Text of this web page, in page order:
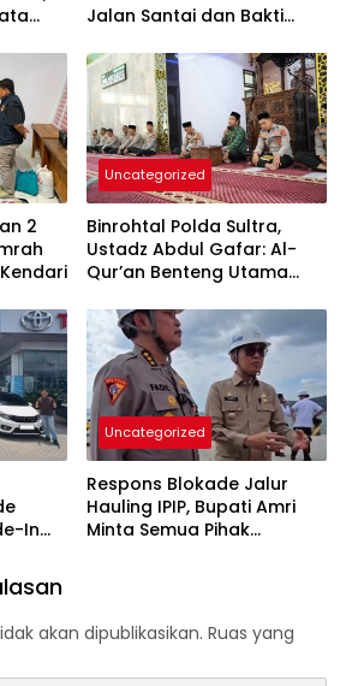
Jalan Santai dan Bakti
2
Uncategorized
Binrohtal Polda Sultra,
Ustadz Abdul Gafar: Al-
Qur’an Benteng Utama
Penyimpangan Sosial
In
Uncategorized
Respons Blokade Jalur
Hauling IPIP, Bupati Amri
Minta Semua Pihak
akan dipublikasikan. Ruas yang